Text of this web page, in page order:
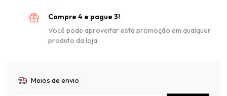
Compre 4 e pague 3!
Você pode aproveitar esta promoção em qualquer
produto da loja.
Meios de envio